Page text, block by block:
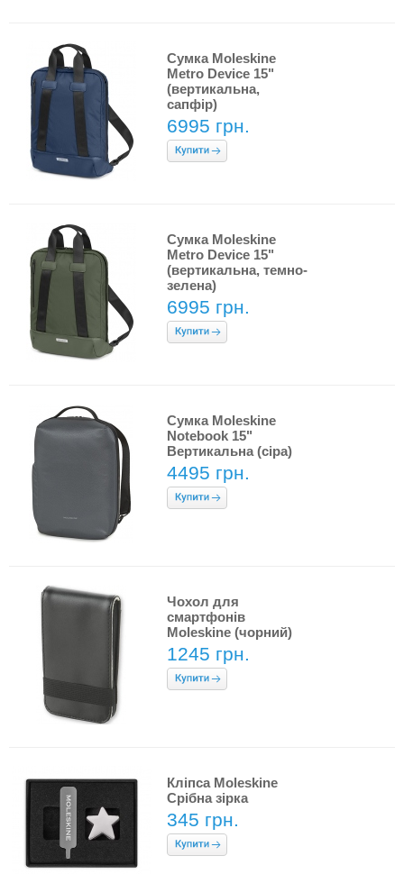
Сумка Moleskine
Metro Device 15"
(вертикальна,
сапфір)
6995 грн.
Сумка Moleskine
Metro Device 15"
(вертикальна, темно-
зелена)
6995 грн.
Сумка Moleskine
Notebook 15"
Вертикальна (сіра)
4495 грн.
Чохол для
смартфонів
Moleskine (чорний)
1245 грн.
Кліпса Moleskine
Срібна зірка
345 грн.